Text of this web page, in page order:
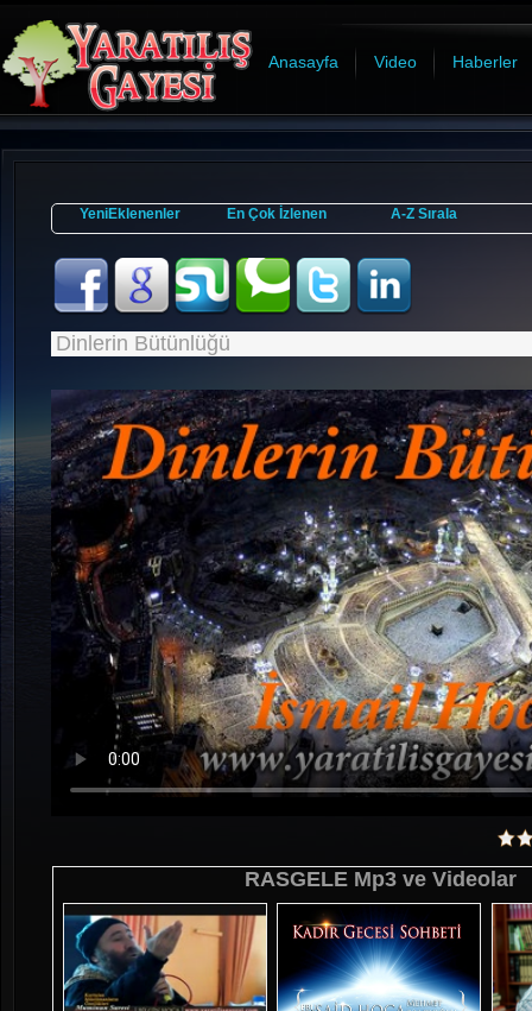
Anasayfa Video Haberler
YeniEklenenler En Çok İzlenen A-Z Sırala
Dinlerin Bütünlüğü
RASGELE Mp3 ve Videolar